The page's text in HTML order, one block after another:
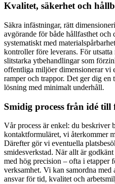
Kvalitet, säkerhet och
Säkra infästningar, rätt
avgörande för både hållfasthet och
systematiskt med
kontroller före leverans. För
slitstarka ytbehandlingar som
offentliga miljöer dimensionerar vi
ramper och trappor. Det ger dig
lösning med minimalt underhåll.
Smidig process från idé
Vår process är enkel: du beskriver
kontaktformuläret, vi återkommer
Därefter gör vi eventuella
smidesverkstad. När allt är
med hög precision – ofta i etapper
verksamhet. Vi kan samordna med
ansvar för tid, kvalitet och